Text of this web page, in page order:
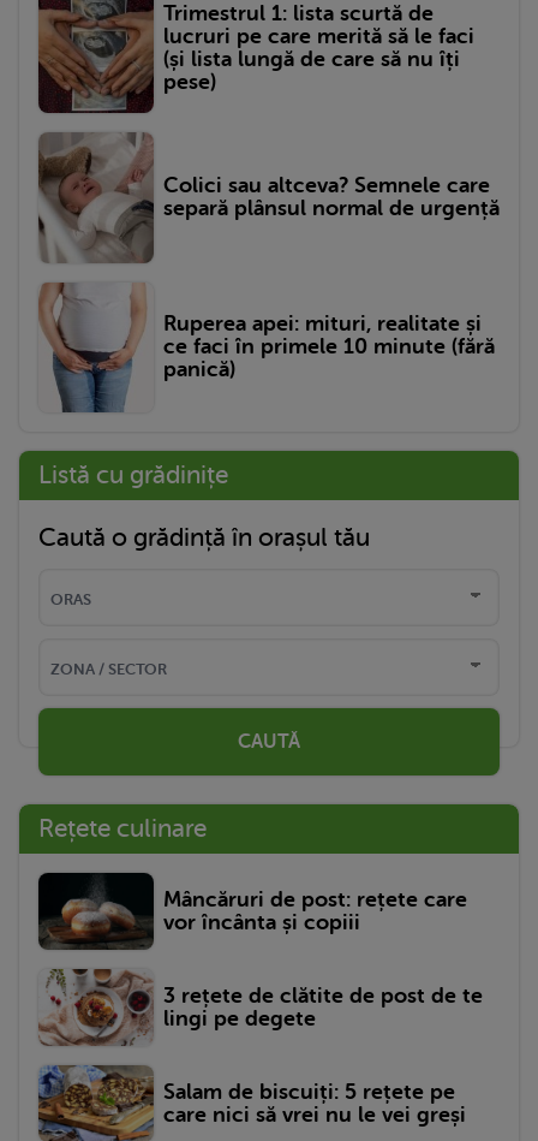
Trimestrul 1: lista scurtă de
lucruri pe care merită să le faci
(și lista lungă de care să nu îți
pese)
Colici sau altceva? Semnele care
separă plânsul normal de urgență
Ruperea apei: mituri, realitate și
ce faci în primele 10 minute (fără
panică)
Listă cu grădinițe
Caută o grădință în orașul tău
CAUTĂ
Rețete culinare
Mâncăruri de post: rețete care
vor încânta și copiii
3 rețete de clătite de post de te
lingi pe degete
Salam de biscuiți: 5 rețete pe
care nici să vrei nu le vei greși